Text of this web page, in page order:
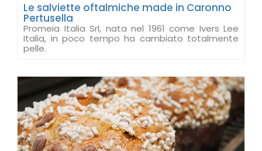
Le salviette oftalmiche made in Caronno
Pertusella
Promeia Italia Srl, nata nel 1961 come Ivers Lee
Italia, in poco tempo ha cambiato totalmente
pelle.